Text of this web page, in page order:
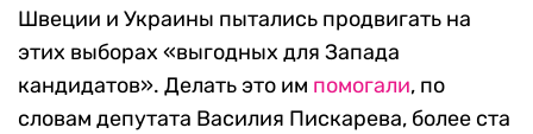
Швеции и Украины пытались продвигать на
этих выборах ​​ «выгодных для Запада
кандидатов». Делать это им помогали, по
словам депутата Василия Пискарева, более ста